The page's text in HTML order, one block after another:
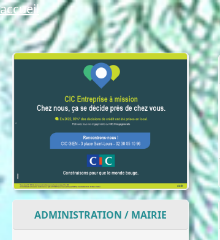
accueil
ADMINISTRATION / MAIRIE